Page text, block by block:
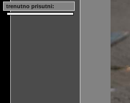
trenutno prisutni: